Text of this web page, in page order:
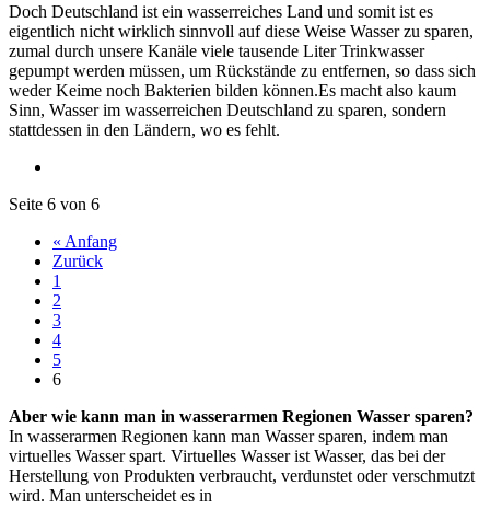
Doch Deutschland ist ein wasserreiches Land und somit ist es
eigentlich nicht wirklich sinnvoll auf diese Weise Wasser zu sparen,
zumal durch unsere Kanäle viele tausende Liter Trinkwasser
gepumpt werden müssen, um Rückstände zu entfernen, so dass sich
weder Keime noch Bakterien bilden können.Es macht also kaum
Sinn, Wasser im wasserreichen Deutschland zu sparen, sondern
stattdessen in den Ländern, wo es fehlt.
Seite 6 von 6
« Anfang
Zurück
1
2
3
4
5
6
Aber wie kann man in wasserarmen Regionen Wasser sparen?
In wasserarmen Regionen kann man Wasser sparen, indem man
virtuelles Wasser spart. Virtuelles Wasser ist Wasser, das bei der
Herstellung von Produkten verbraucht, verdunstet oder verschmutzt
wird. Man unterscheidet es in